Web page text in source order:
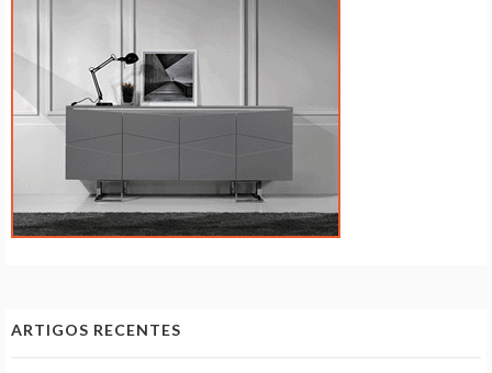
ARTIGOS RECENTES